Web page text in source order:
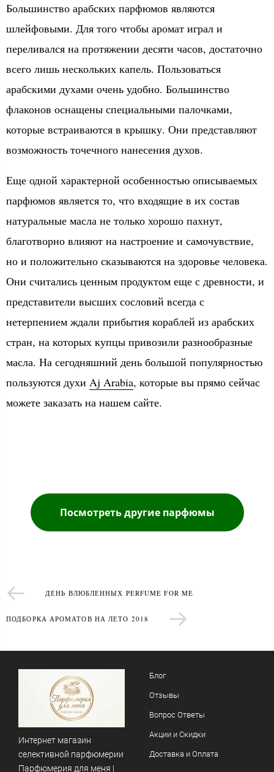
Большинство арабских парфюмов являются
шлейфовыми. Для того чтобы аромат играл и
переливался на протяжении десяти часов, достаточно
всего лишь нескольких капель. Пользоваться
арабскими духами очень удобно. Большинство
флаконов оснащены специальными палочками,
которые встраиваются в крышку. Они представляют
возможность точечного нанесения духов.
Еще одной характерной особенностью описываемых
парфюмов является то, что входящие в их состав
натуральные масла не только хорошо пахнут,
благотворно влияют на настроение и самочувствие,
но и положительно сказываются на здоровье человека.
Они считались ценным продуктом еще с древности, и
представители высших сословий всегда с
нетерпением ждали прибытия кораблей из арабских
стран, на которых купцы привозили разнообразные
масла. На сегодняшний день большой популярностью
пользуются духи Aj Arabia, которые вы прямо сейчас
можете заказать на нашем сайте.
Посмотреть другие парфюмы
ДЕНЬ ВЛЮБЛЕННЫХ PERFUME FOR ME
ПОДБОРКА АРОМАТОВ НА ЛЕТО 2018
Интернет магазин
селективной парфюмерии
Парфюмерия для меня |
Блог
Отзывы
Вопрос Ответы
Акции и Скидки
Доставка и Оплата